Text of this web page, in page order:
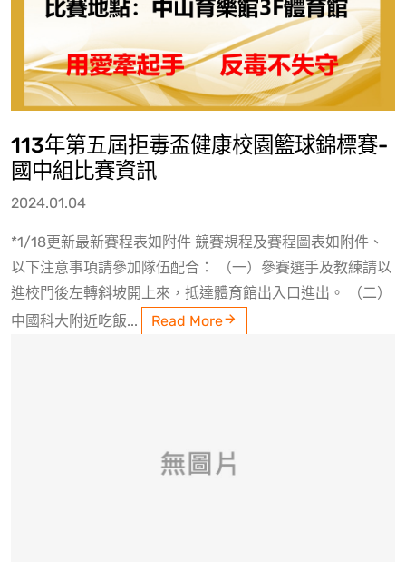
113年第五屆拒毒盃健康校園籃球錦標賽-
國中組比賽資訊
2024.01.04
*1/18更新最新賽程表如附件 競賽規程及賽程圖表如附件、
以下注意事項請參加隊伍配合： （一）參賽選手及教練請以
進校門後左轉斜坡開上來，抵達體育館出入口進出。 （二）
中國科大附近吃飯...
Read More